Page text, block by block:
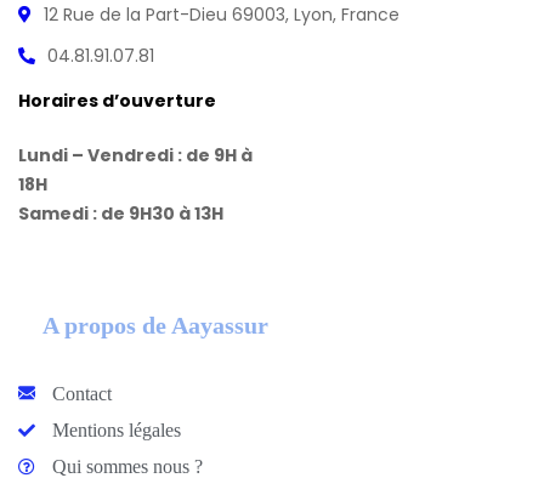
12 Rue de la Part-Dieu 69003, Lyon, France
04.81.91.07.81
Horaires d’ouverture
Lundi – Vendredi : de 9H à
18H
Samedi : de 9H30 à 13H
A propos de Aayassur
Contact
Mentions légales
Qui sommes nous ?